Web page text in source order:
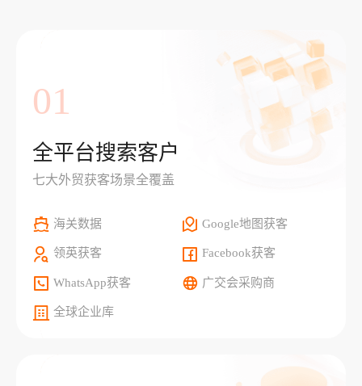
01
全平台搜索客户
七大外贸获客场景全覆盖
海关数据 Google地图获客
领英获客 Facebook获客
WhatsApp获客 广交会采购商
全球企业库